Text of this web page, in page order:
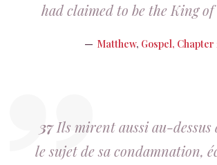
had claimed to be the King
Matthew, Gospel, Chapter
37Ils mirent aussi au-dessus
le sujet de sa condamnation,